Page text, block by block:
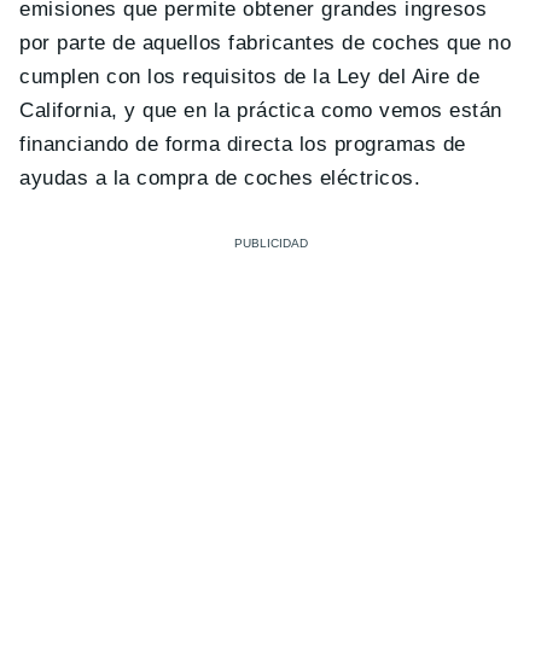
emisiones que permite obtener grandes ingresos
por parte de aquellos fabricantes de coches que no
cumplen con los requisitos de la Ley del Aire de
California, y que en la práctica como vemos están
financiando de forma directa los programas de
ayudas a la compra de coches eléctricos.